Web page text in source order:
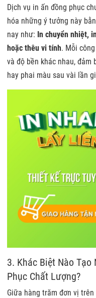
Dịch vụ in ấn đồng phục
hóa những ý tưởng này
nay như: In chuyển nhiệt,
hoặc thêu vi tính. Mỗi
và độ bền khác nhau, đảm
hay phai màu sau vài lần
3. Khác Biệt Nào Tạo
Phục Chất Lượng?
Giữa hàng trăm đơn vị